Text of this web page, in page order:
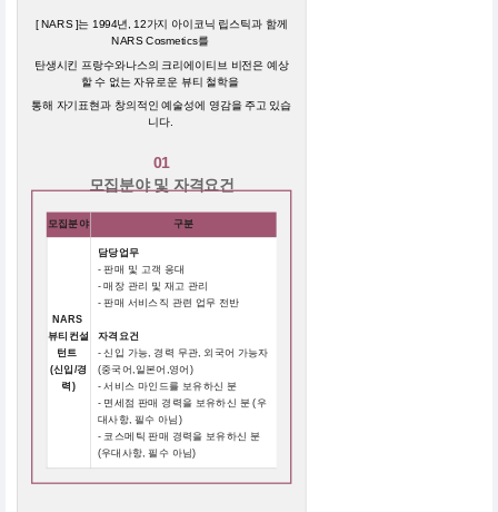
[ NARS ]는 1994년, 12가지 아이코닉 립스틱과 함께
NARS Cosmetics를
탄생시킨 프랑수와나스의 크리에이티브 비전은 예상
할 수 없는 자유로운 뷰티 철학을
통해 자기표현과 창의적인 예술성에 영감을 주고 있습
니다.
01
모집분야 및 자격요건
모집분야 구분
NARS
뷰티컨설
턴트
(신입/경
력)
담당업무
- 판매 및 고객 응대
- 매장 관리 및 재고 관리
- 판매 서비스직 관련 업무 전반
자격요건
- 신입 가능, 경력 무관, 외국어 가능자
(중국어,일본어,영어)
- 서비스 마인드를 보유하신 분
- 면세점 판매 경력을 보유하신 분 (우
대사항, 필수 아님)
- 코스메틱 판매 경력을 보유하신 분
(우대사항, 필수 아님)